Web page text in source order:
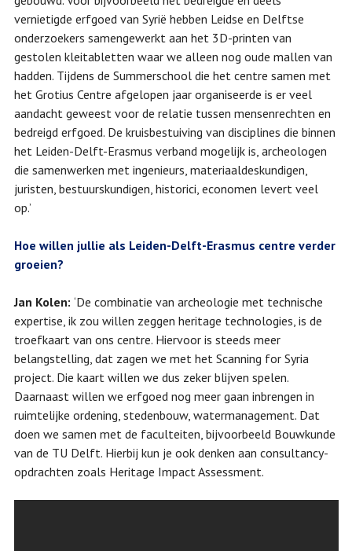
vernietigde erfgoed van Syrië hebben Leidse en Delftse
onderzoekers samengewerkt aan het 3D-printen van
gestolen kleitabletten waar we alleen nog oude mallen van
hadden. Tijdens de Summerschool die het centre samen met
het Grotius Centre afgelopen jaar organiseerde is er veel
aandacht geweest voor de relatie tussen mensenrechten en
bedreigd erfgoed. De kruisbestuiving van disciplines die binnen
het Leiden-Delft-Erasmus verband mogelijk is, archeologen
die samenwerken met ingenieurs, materiaaldeskundigen,
juristen, bestuurskundigen, historici, economen levert veel
op.’
Hoe willen jullie als Leiden-Delft-Erasmus centre verder
groeien?
Jan Kolen: ‘De combinatie van archeologie met technische
expertise, ik zou willen zeggen heritage technologies, is de
troefkaart van ons centre. Hiervoor is steeds meer
belangstelling, dat zagen we met het Scanning for Syria
project. Die kaart willen we dus zeker blijven spelen.
Daarnaast willen we erfgoed nog meer gaan inbrengen in
ruimtelijke ordening, stedenbouw, watermanagement. Dat
doen we samen met de faculteiten, bijvoorbeeld Bouwkunde
van de TU Delft. Hierbij kun je ook denken aan consultancy-
opdrachten zoals Heritage Impact Assessment.